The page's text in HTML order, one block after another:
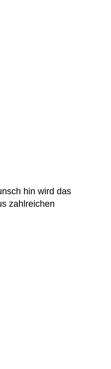
hin wird das
zahlreichen